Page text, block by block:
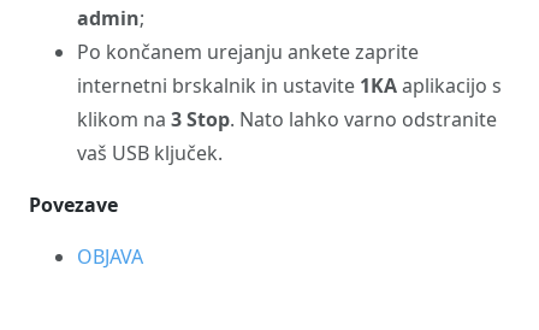
admin;
Po končanem urejanju ankete zaprite
internetni brskalnik in ustavite 1KAaplikacijo s
klikom na 3 Stop. Nato lahko varno odstranite
vaš USB ključek.
Povezave
OBJAVA